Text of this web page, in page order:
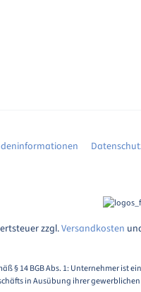
zzgl.Versandkosten
§ 14 BGB Abs. 1: Unternehmer
in Ausübung ihrer